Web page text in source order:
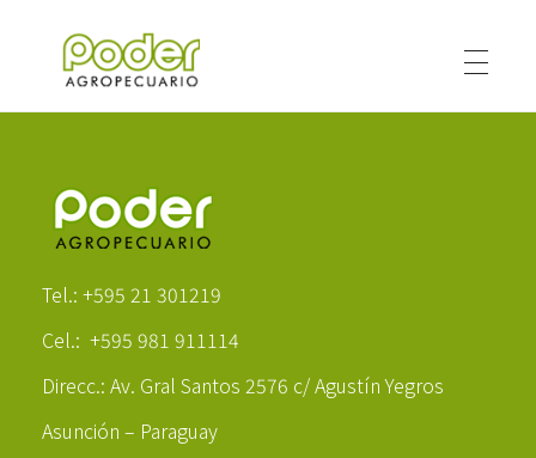
Tel.: +595 21 301219
Cel.: +595 981 911114
Direcc.: Av. Gral Santos 2576 c/ Agustín Yegros
Asunción – Paraguay